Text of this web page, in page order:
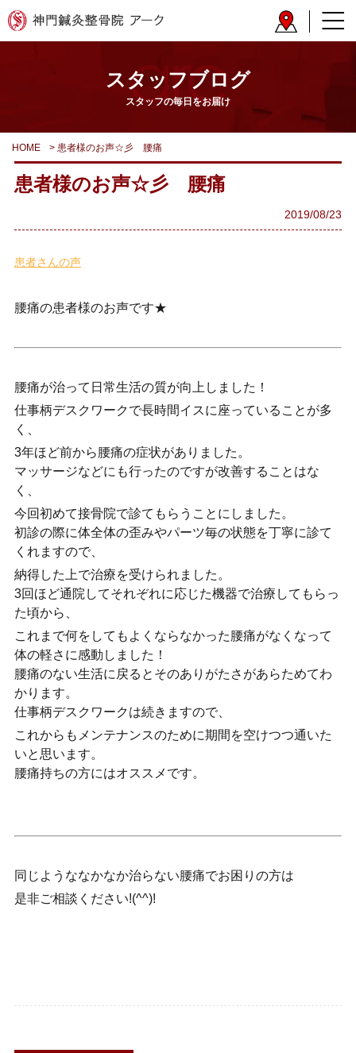
スタッフブログ
スタッフの毎日をお届け
HOME > 患者様のお声☆彡 腰痛
患者様のお声☆彡 腰痛
2019/08/23
患者さんの声
腰痛の患者様のお声です★
腰痛が治って日常生活の質が向上しました！
仕事柄デスクワークで長時間イスに座っていることが多
く、
3年ほど前から腰痛の症状がありました。
マッサージなどにも行ったのですが改善することはな
く、
今回初めて接骨院で診てもらうことにしました。
初診の際に体全体の歪みやパーツ毎の状態を丁寧に診て
くれますので、
納得した上で治療を受けられました。
3回ほど通院してそれぞれに応じた機器で治療してもらっ
た頃から、
これまで何をしてもよくならなかった腰痛がなくなって
体の軽さに感動しました！
腰痛のない生活に戻るとそのありがたさがあらためてわ
かります。
仕事柄デスクワークは続きますので、
これからもメンテナンスのために期間を空けつつ通いた
いと思います。
腰痛持ちの方にはオススメです。
同じようななかなか治らない腰痛でお困りの方は
是非ご相談ください!(^^)!